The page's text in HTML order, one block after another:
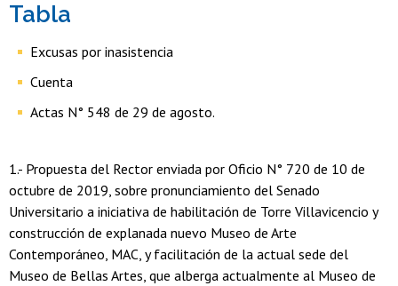
Tabla
Excusas por inasistencia
Cuenta
Actas N° 548 de 29 de agosto.
1.- Propuesta del Rector enviada por Oficio N° 720 de 10 de
octubre de 2019, sobre pronunciamiento del Senado
Universitario a iniciativa de habilitación de Torre Villavicencio y
construcción de explanada nuevo Museo de Arte
Contemporáneo, MAC, y facilitación de la actual sede del
Museo de Bellas Artes, que alberga actualmente al Museo de